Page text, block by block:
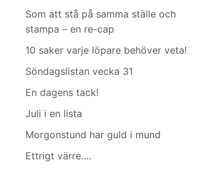
Som att stå på samma ställe och
stampa – en re-cap
10 saker varje löpare behöver veta!
Söndagslistan vecka 31
En dagens tack!
Juli i en lista
Morgonstund har guld i mund
Ettrigt värre….